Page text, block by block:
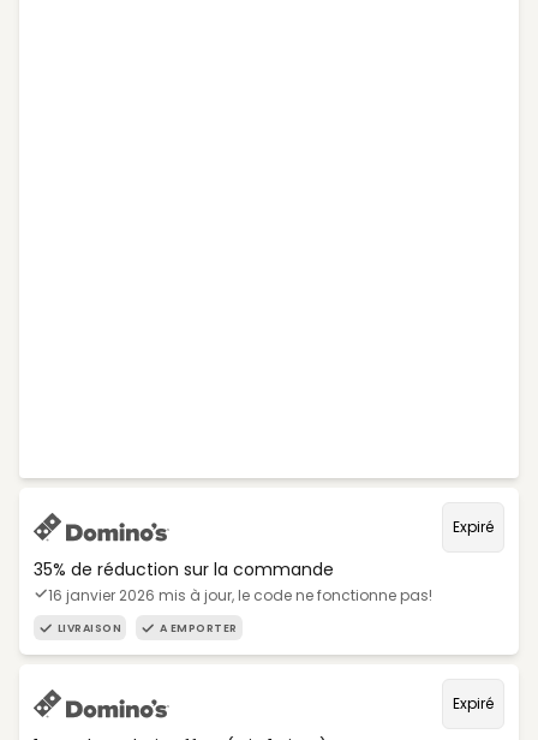
Expiré
35% de réduction sur la commande
16 janvier 2026 mis à jour, le code ne fonctionne pas!
LIVRAISON A EMPORTER
Expiré